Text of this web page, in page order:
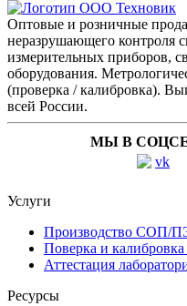
Оптовые и розничные
неразрушающего контроля
измерительных приборов,
оборудования.
(проверка / калибровка).
всей России.
МЫ В
Услуги
Производство СОП/
Поверка и
Аттестация
Ресурсы